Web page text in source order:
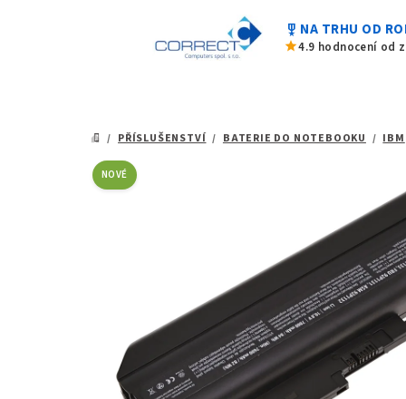
military_tech NA TRHU OD
star4.9 hodnocení od
DOMŮ
/ PŘÍSLUŠENSTVÍ / BATERIE DO NOTEBOOKU / IBM
NOVÉ
hvězdiček.